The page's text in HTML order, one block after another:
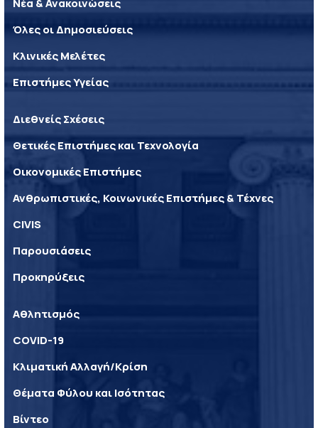
Νέα & Ανακοινώσεις
Όλες οι Δημοσιεύσεις
Κλινικές Μελέτες
Επιστήμες Υγείας
Διεθνείς Σχέσεις
Θετικές Επιστήμες και Τεχνολογία
Οικονομικές Επιστήμες
Ανθρωπιστικές, Κοινωνικές Επιστήμες & Τέχνες
CIVIS
Παρουσιάσεις
Προκηρύξεις
Αθλητισμός
COVID-19
Κλιματική Αλλαγή/Κρίση
Θέματα Φύλου και Ισότητας
Βίντεο